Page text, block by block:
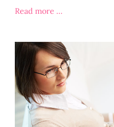
Read more …